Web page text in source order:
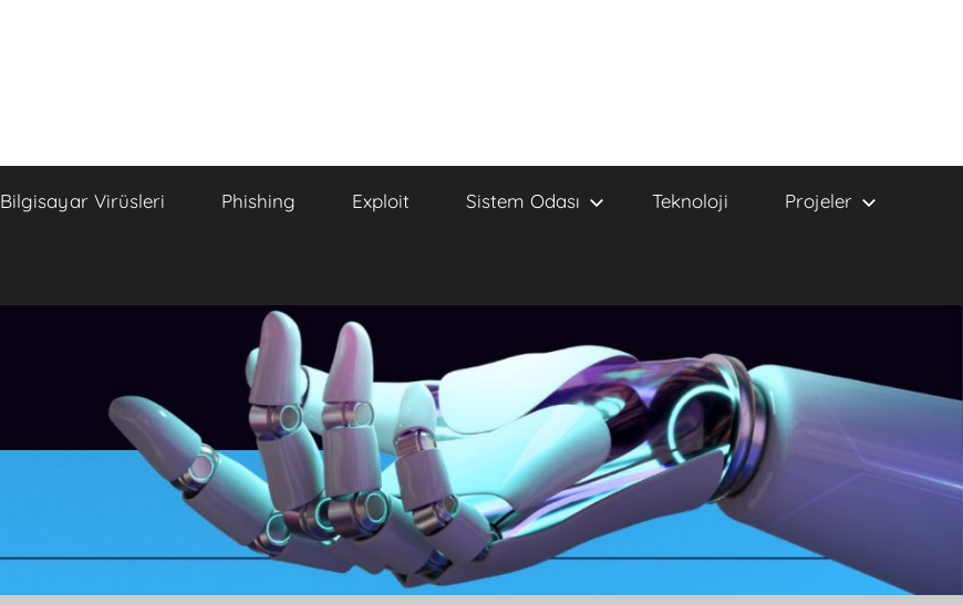
Bilgisayar Virüsleri Phishing Exploit Sistem Odası Teknoloji Projeler